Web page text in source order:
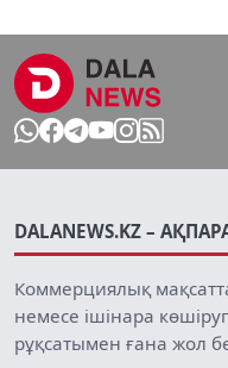
DALANEWS.KZ –
Коммерциялық
немесе ішінара
рұқсатымен ғана жол